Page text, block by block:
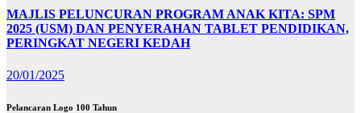
MAJLIS PELUNCURAN PROGRAM ANAK KITA: SPM
2025 (USM) DAN PENYERAHAN TABLET PENDIDIKAN,
PERINGKAT NEGERI KEDAH
20/01/2025
Pelancaran Logo 100 Tahun